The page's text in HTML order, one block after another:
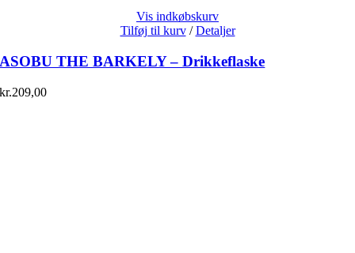
Vis indkøbskurv
Tilføj til kurv / Detaljer
ASOBU THE BARKELY – Drikkeflaske
kr.209,00